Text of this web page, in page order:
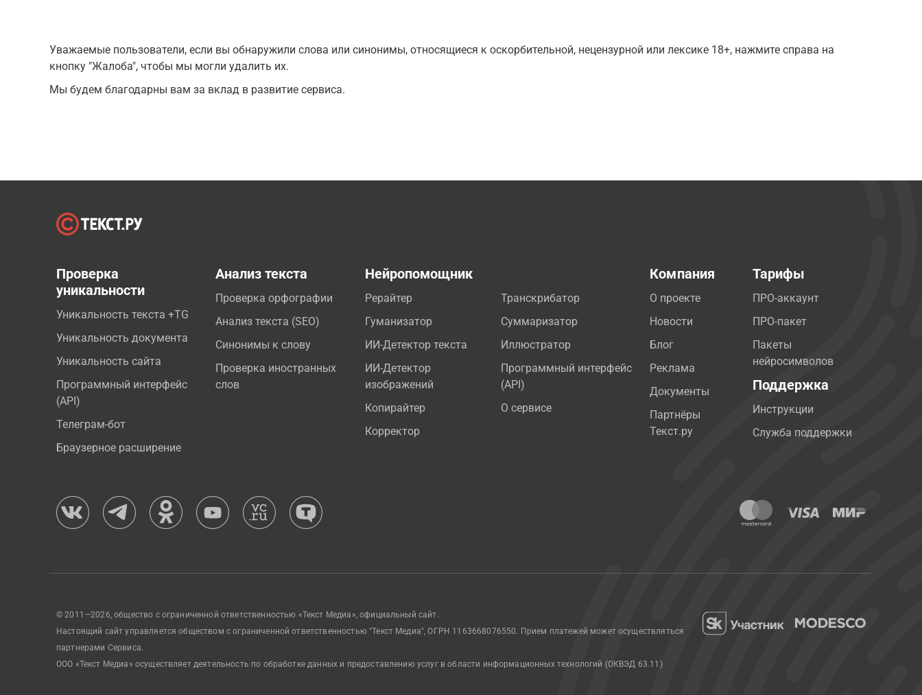
Уважаемые пользователи, если вы обнаружили слова или синонимы, относящиеся к оскорбительной, нецензурной или лексике 18+, нажмите справа на
кнопку "Жалоба", чтобы мы могли удалить их.
Мы будем благодарны вам за вклад в развитие сервиса.
Проверка
уникальности
Уникальность текста +TG
Уникальность документа
Уникальность сайта
Программный интерфейс
(API)
Телеграм-бот
Браузерное расширение
Анализ текста
Проверка орфографии
Анализ текста (SEO)
Синонимы к слову
Проверка иностранных
слов
Нейропомощник
Рерайтер
Гуманизатор
ИИ-Детектор текста
ИИ-Детектор
изображений
Копирайтер
Корректор
Транскрибатор
Суммаризатор
Иллюстратор
Программный интерфейс
(API)
О сервисе
Компания
О проекте
Новости
Блог
Реклама
Документы
Партнёры
Текст.ру
Тарифы
ПРО-аккаунт
ПРО-пакет
Пакеты
нейросимволов
Поддержка
Инструкции
Служба поддержки
© 2011—2026, общество с ограниченной ответственностью «Текст Медиа», официальный сайт.
Настоящий сайт управляется обществом с ограниченной ответственностью "Текст Медиа", ОГРН 1163668076550. Прием платежей может осуществляться
партнерами Сервиса.
ООО «Текст Медиа» осуществляет деятельность по обработке данных и предоставлению услуг в области информационных технологий (ОКВЭД 63.11)